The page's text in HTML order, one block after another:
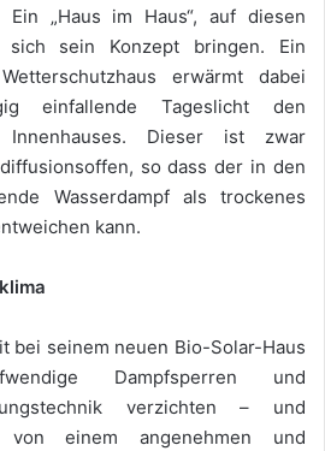
Ein „Haus im Haus“, auf diesen
sein Konzept bringen. Ein
erwärmt dabei
einfallende Tageslicht den
Innenhauses. Dieser ist zwar
so dass der in den
Wasserdampf als trockenes
kann.
bei seinem neuen Bio-Solar-Haus
Dampfsperren und
verzichten – und
von einem angenehmen und